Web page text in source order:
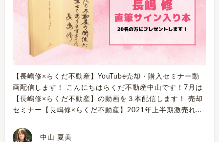
【長嶋修×らくだ不動産】YouTube売却・購入セミナー動
画配信します！ こんにちはらくだ不動産中山です！7月は
【長嶋修×らくだ不動産】の動画を３本配信します！ 売却
セミナー【長嶋修×らくだ不動産】2021年上半期激売れ…
中山 夏美